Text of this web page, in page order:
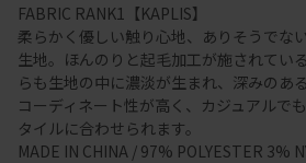
FABRIC RANK1【KAPLIS】
柔らかく優しい触り心地、ありそうでな
生地。ほんのりと起毛加工が施されてい
らも生地の中に濃淡が生まれ、深みのあ
コーディネート性が高く、カジュアルで
タイルに合わせられます。
MADE IN CHINA / 97% POLYESTER 3%